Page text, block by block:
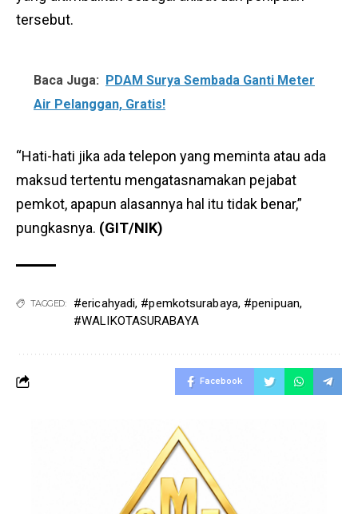
tersebut.
Baca Juga: PDAM Surya Sembada Ganti Meter
Air Pelanggan, Gratis!
“Hati-hati jika ada telepon yang meminta atau ada
maksud tertentu mengatasnamakan pejabat
pemkot, apapun alasannya hal itu tidak benar,”
pungkasnya. (GIT/NIK)
TAGGED: #ericahyadi, #pemkotsurabaya, #penipuan,
#WALIKOTASURABAYA
Facebook